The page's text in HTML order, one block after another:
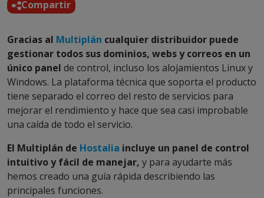
Compartir
Gracias al Multiplán cualquier distribuidor puede
gestionar todos sus dominios, webs y correos en un
único panel de control, incluso los alojamientos Linux y
Windows. La plataforma técnica que soporta el producto
tiene separado el correo del resto de servicios para
mejorar el rendimiento y hace que sea casi improbable
una caída de todo el servicio.
El Multiplán de Hostalia incluye un panel de control
intuitivo y fácil de manejar, y para ayudarte más
hemos creado una guía rápida describiendo las
principales funciones.